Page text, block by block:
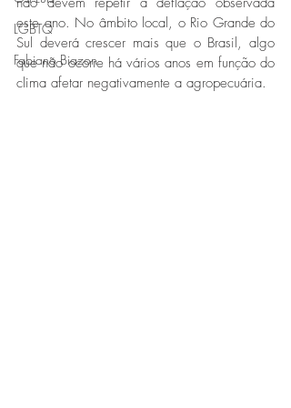
LGBTQ
Fabiano Biazon
este ano. No âmbito local, o Rio Grande do
Sul deverá crescer mais que o Brasil, algo
que não ocorre há vários anos em função do
clima afetar negativamente a agropecuária.